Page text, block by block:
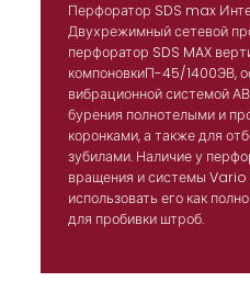
Перфоратор SDS max
Двухрежимный сетевой
перфоратор SDS MAX
компоновкиП-45/1400ЭВ,
вибрационной системой
бурения полнотелыми и
коронками, а также для
зубилами. Наличие у
вращения и системы Vario
использовать его как
для пробивки штроб.